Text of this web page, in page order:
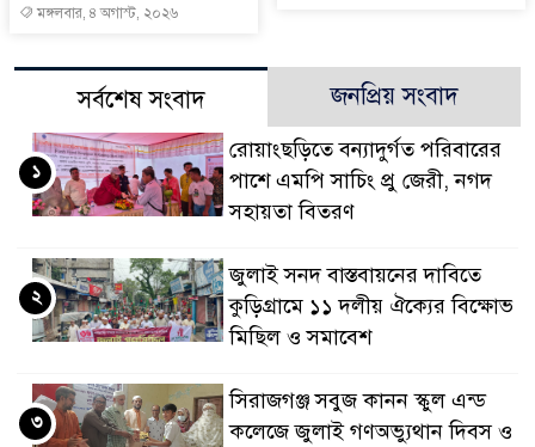
মঙ্গলবার, ৪ অগাস্ট, ২০২৬
সর্বশেষ সংবাদ জনপ্রিয় সংবাদ
রোয়াংছড়িতে বন্যাদুর্গত পরিবারের
পাশে এমপি সাচিং প্রু জেরী, নগদ
সহায়তা বিতরণ
১
জুলাই সনদ বাস্তবায়নের দাবিতে
কুড়িগ্রামে ১১ দলীয় ঐক্যের বিক্ষোভ
মিছিল ও সমাবেশ
২
সিরাজগঞ্জ সবুজ কানন স্কুল এন্ড
কলেজে জুলাই গণঅভ্যুথান দিবস ও
৩